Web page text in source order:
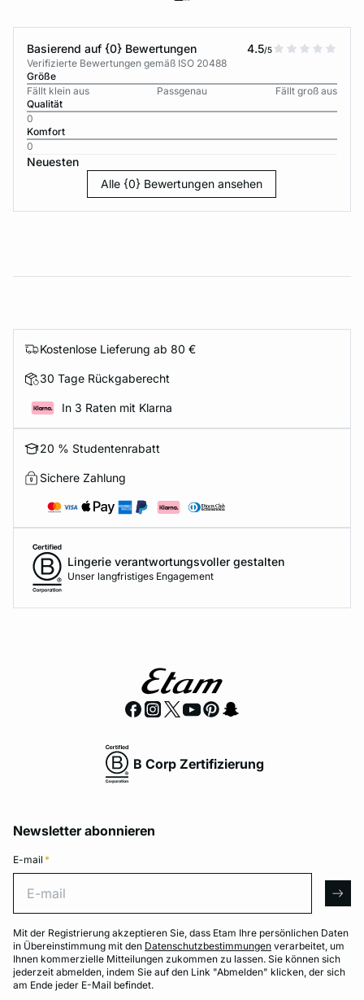
Basierend auf {0} Bewertungen 4.5/5
Verifizierte Bewertungen gemäß ISO 20488
Größe
Fällt klein aus
Passgenau
Fällt groß aus
Qualität
0
Komfort
0
Neuesten
Alle {0} Bewertungen ansehen
Kostenlose Lieferung ab 80 €
30 Tage Rückgaberecht
In 3 Raten mit Klarna
20 % Studentenrabatt
Sichere Zahlung
Lingerie verantwortungsvoller gestalten
Unser langfristiges Engagement
B Corp Zertifizierung
Newsletter abonnieren
E-mail *
Mit der Registrierung akzeptieren Sie, dass Etam Ihre persönlichen Daten
in Übereinstimmung mit den Datenschutzbestimmungen verarbeitet, um
Ihnen kommerzielle Mitteilungen zukommen zu lassen. Sie können sich
jederzeit abmelden, indem Sie auf den Link "Abmelden" klicken, der sich
am Ende jeder E-Mail befindet.